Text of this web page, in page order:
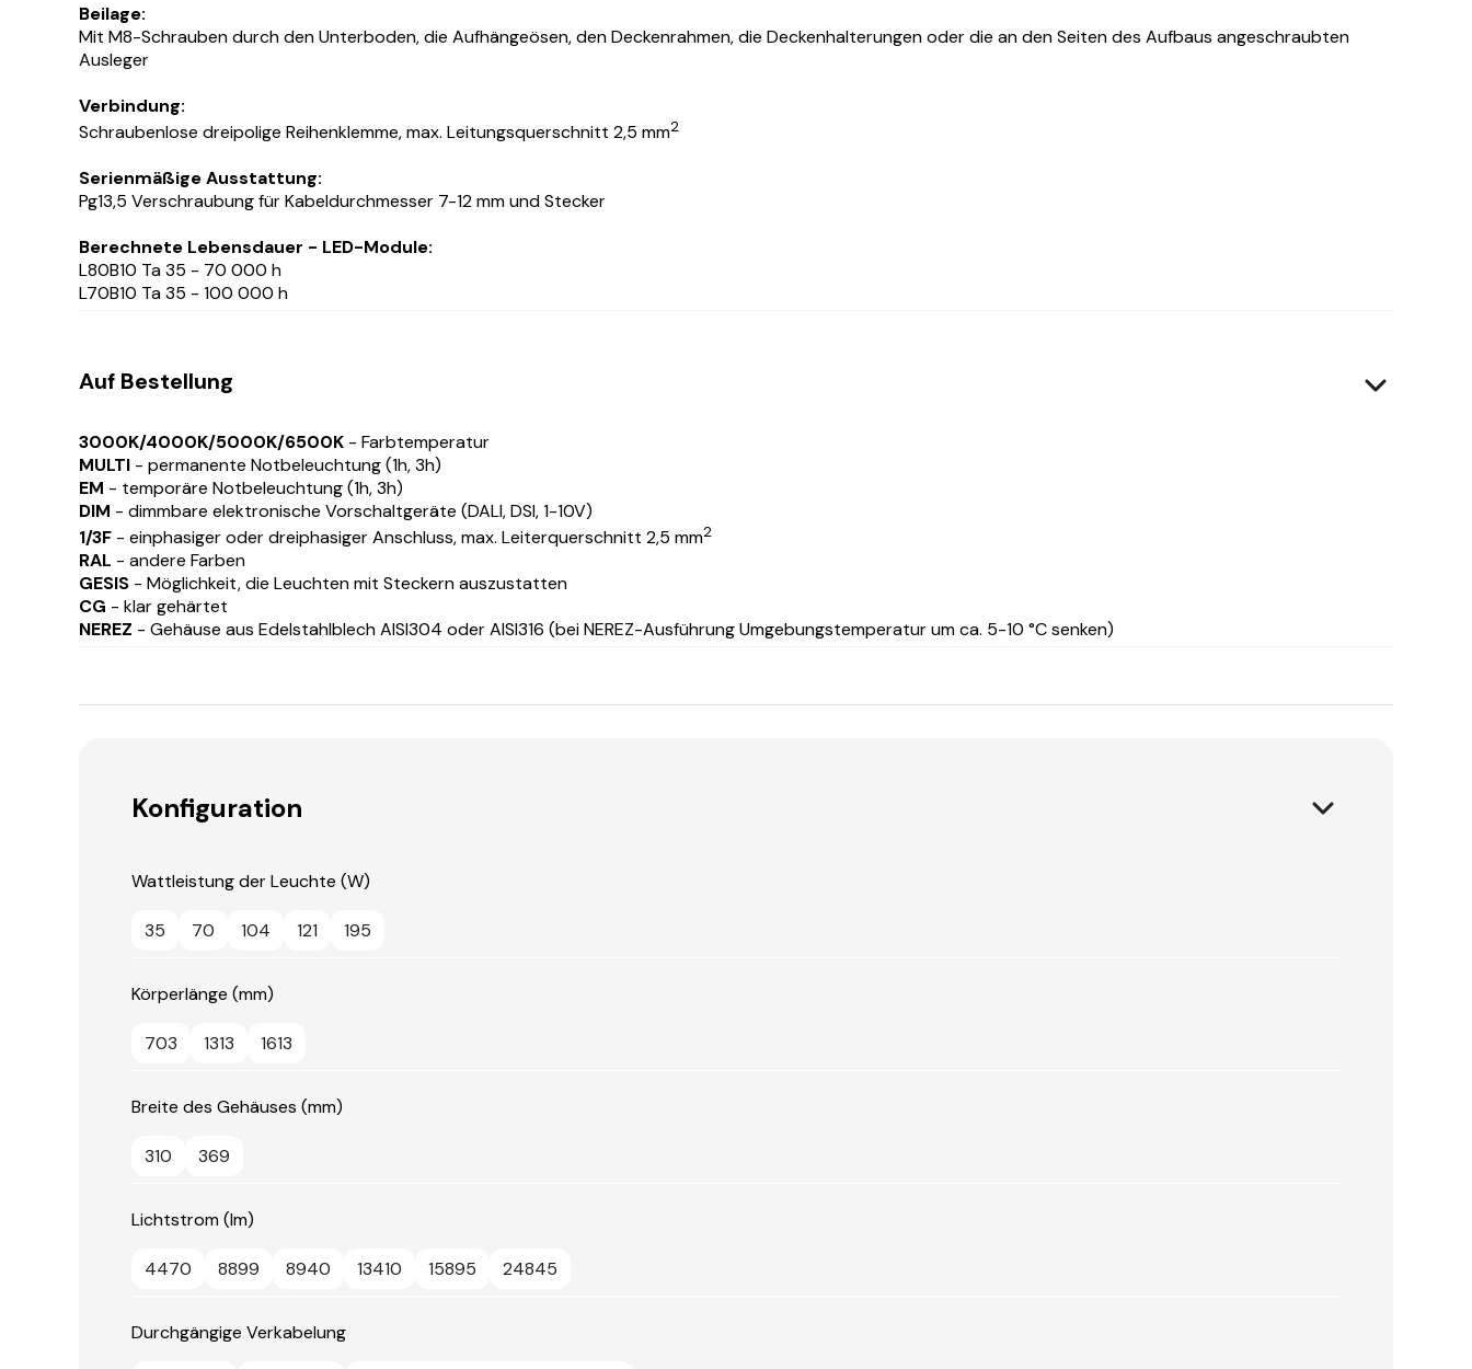
Beilage:
Mit M8-Schrauben durch den Unterboden, die Aufhängeösen, den Deckenrahmen, die Deckenhalterungen oder die an den Seiten des Aufbaus angeschraubten
Ausleger
Verbindung:
Schraubenlose dreipolige Reihenklemme, max. Leitungsquerschnitt 2,5 mm2
Serienmäßige Ausstattung:
Pg13,5 Verschraubung für Kabeldurchmesser 7-12 mm und Stecker
Berechnete Lebensdauer - LED-Module:
L80B10 Ta 35 - 70 000 h
L70B10 Ta 35 - 100 000 h
Auf Bestellung
3000K/4000K/5000K/6500K - Farbtemperatur
MULTI - permanente Notbeleuchtung (1h, 3h)
EM - temporäre Notbeleuchtung (1h, 3h)
DIM - dimmbare elektronische Vorschaltgeräte (DALI, DSI, 1-10V)
1/3F - einphasiger oder dreiphasiger Anschluss, max. Leiterquerschnitt 2,5 mm2
RAL - andere Farben
GESIS - Möglichkeit, die Leuchten mit Steckern auszustatten
CG - klar gehärtet
NEREZ - Gehäuse aus Edelstahlblech AISI304 oder AISI316 (bei NEREZ-Ausführung Umgebungstemperatur um ca. 5-10 °C senken)
Konfiguration
Wattleistung der Leuchte (W)
35 70 104 121 195
Körperlänge (mm)
703 1313 1613
Breite des Gehäuses (mm)
310 369
Lichtstrom (lm)
4470 8899 8940 13410 15895 24845
Durchgängige Verkabelung